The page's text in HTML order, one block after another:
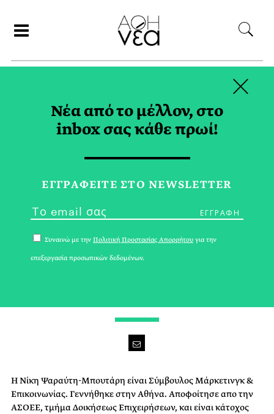
ΝΙΚΗ ΜΠΟΥΤΑΡΗ
Η Νίκη Ψαραύτη-Μπουτάρη είναι Σύμβουλος Μάρκετινγκ &
Επικοινωνίας. Γεννήθηκε στην Αθήνα. Αποφοίτησε απο την
ΑΣΟΕΕ, τμήμα Δοικήσεως Επιχειρήσεων, και είναι κάτοχος
Νέα από το μέλλον, στο
inbox σας κάθε πρωί!
ΕΓΓPΑΦΕΙΤΕ ΣΤΟ NEWSLETTER
Συναινώ με την Πολιτική Προστασίας Απορρήτου για την
επεξεργασία προσωπικών δεδομένων.
×